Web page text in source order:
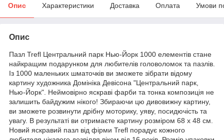
Опис Характеристики Доставка Оплата Умови
Опис
Пазл Trefl Центральний парк Нью-Йорк 1000 елементів стане
найкращим подарунком для любителів головоломок та пазлів.
Із 1000 маленьких шматочків ви зможете зібрати відому
картину художника Домініка Девісона "Центральний парк,
Нью-Йорк". Неймовірно яскраві фарби та тонка композиція не
залишить байдужим нікого! Збираючи цю дивовижну картину,
ви зможете розвинути дрібну моторику, уяву, посидючість та
увагу. В результаті ви отримаєте картину розміром 68 х 48 см.
Новий яскравий пазл від фірми Trefl порадує кожного